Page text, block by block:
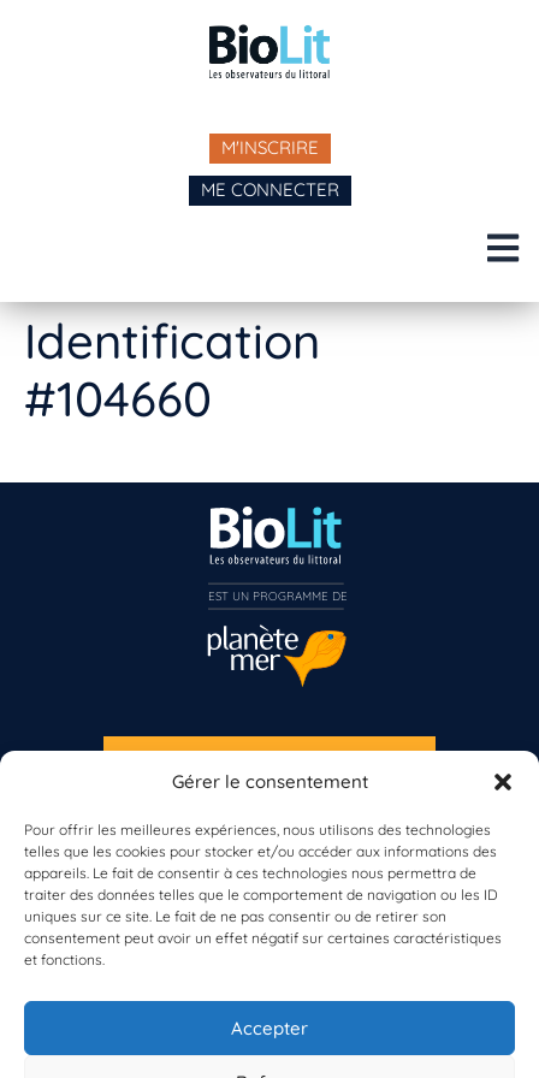
Gérer le consentement
Pour offrir les meilleures expériences, nous utilisons des technologies
telles que les cookies pour stocker et/ou accéder aux informations des
appareils. Le fait de consentir à ces technologies nous permettra de
traiter des données telles que le comportement de navigation ou les ID
uniques sur ce site. Le fait de ne pas consentir ou de retirer son
consentement peut avoir un effet négatif sur certaines caractéristiques
et fonctions.
Accepter
M'INSCRIRE
ME CONNECTER
Identification
#104660
À propos de BioLit
Vos données d'observation
Ressources
Résultats du programme
S'INSCRIRE À LA NEWSLETTER
Vous n’êtes pas encore inscrit à Biolit ?
Inscrivez-vous dès maintenant